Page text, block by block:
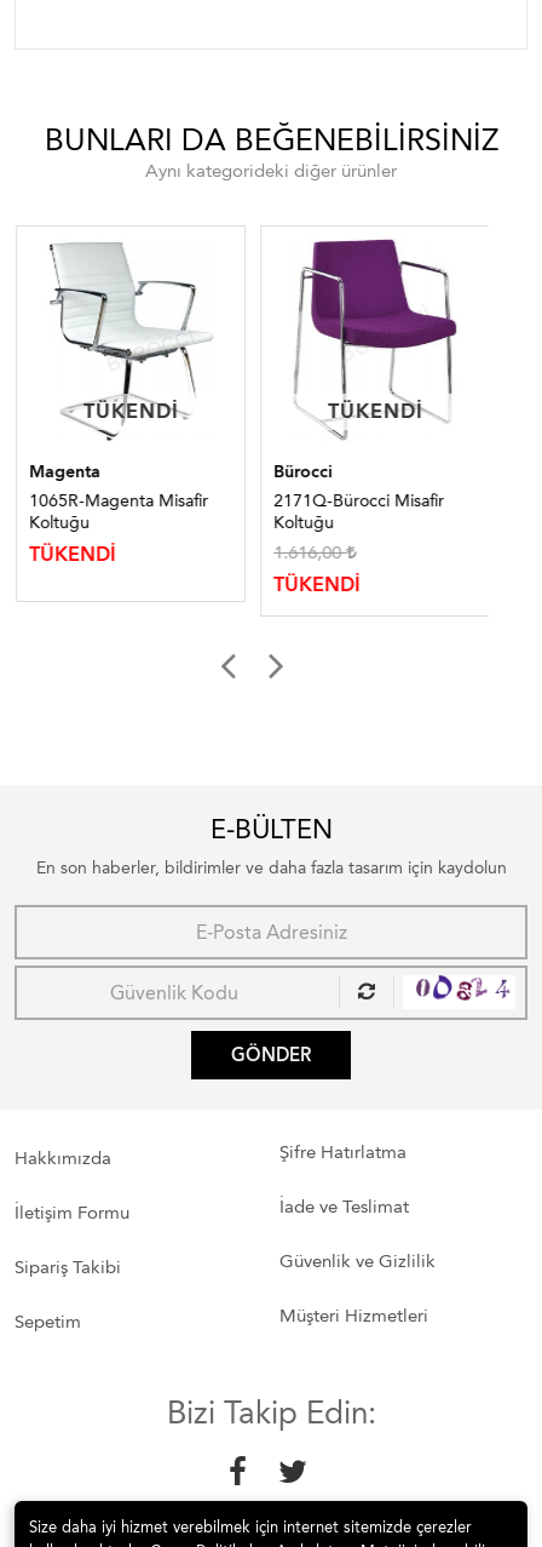
BUNLARI DA BEĞENEBILIRSINIZ
Aynı kategorideki diğer ürünler
TÜKENDI
TÜKENDI
Magenta
1065R-Magenta Misafir
Koltuğu
TÜKENDİ
TÜKENDI
TÜKENDI
Bürocci
2171Q-Bürocci Misafir
Koltuğu
1.616,00
TÜKENDİ
E-BÜLTEN
En son haberler, bildirimler ve daha fazla tasarım için kaydolun
GÖNDER
Hakkımızda
İletişim Formu
Sipariş Takibi
Sepetim
Şifre Hatırlatma
İade ve Teslimat
Güvenlik ve Gizlilik
Müşteri Hizmetleri
Bizi Takip Edin:
Size daha iyi hizmet verebilmek için internet sitemizde çerezler